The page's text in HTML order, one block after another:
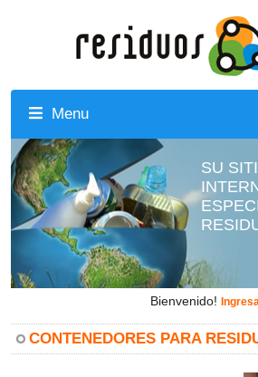
Menu
SU
Bienvenido!
CONTENEDORES PARA